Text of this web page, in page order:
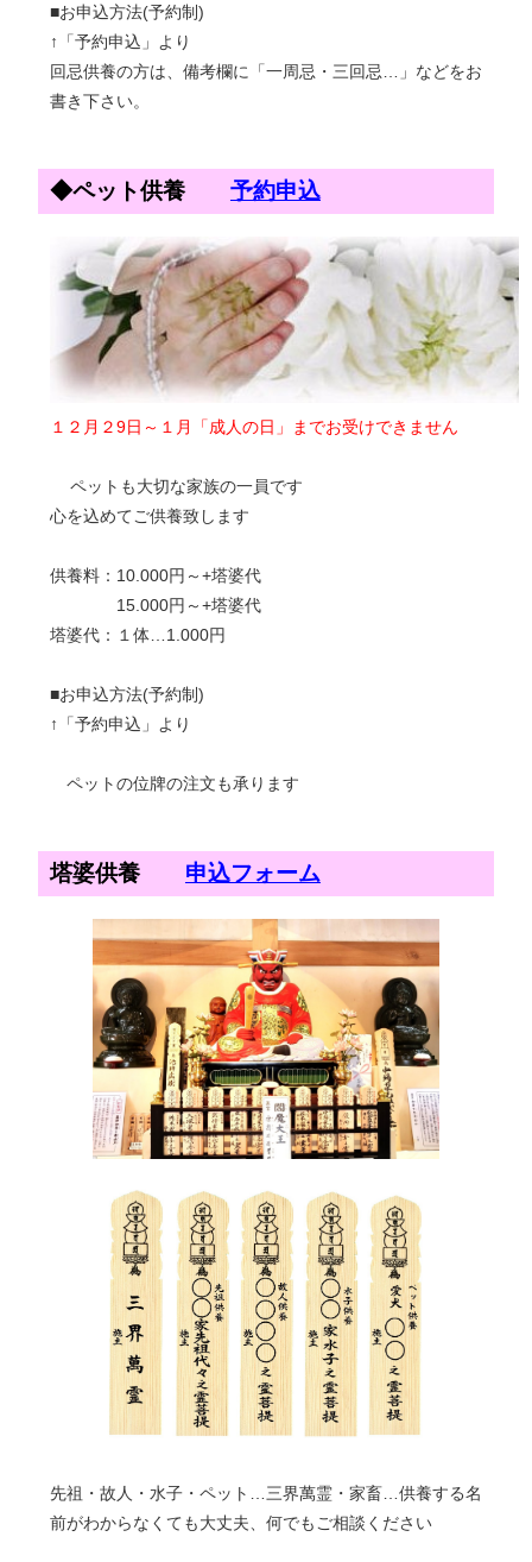
■お申込方法(予約制)
↑「予約申込」より
回忌供養の方は、備考欄に「一周忌・三回忌…」などをお
書き下さい。
◆ペット供養 予約申込
１２月２9日～１月「成人の日」までお受けできません
ペットも大切な家族の一員です
心を込めてご供養致します
供養料：10.000円～+塔婆代
15.000円～+塔婆代
塔婆代：１体…1.000円
■お申込方法(予約制)
↑「予約申込」より
ペットの位牌の注文も承ります
塔婆供養 申込フォーム
先祖・故人・水子・ペット…三界萬霊・家畜…供養する名
前がわからなくても大丈夫、何でもご相談ください